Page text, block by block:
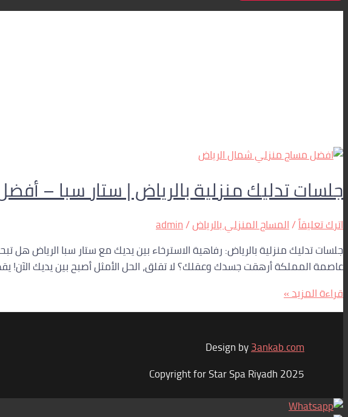
جلسات تدليك منزلية بالرياض | ستار سبا – أفضل مساج
اترك تعليقاً/المساج المنزلي بالرياض/
admin
جلسات تدليك منزلية بالرياض: رفاهية الاسترخاء بين يديك مع ستار سبا الرياض
عاصمة المملكة أرهقت جسدك وعقلك؟ لا تقلق، الحل الأمثل أصبح بين يديك
قراءة المزيد »
Design by3ankab.com
Copyright for Star Spa Riyadh 2025